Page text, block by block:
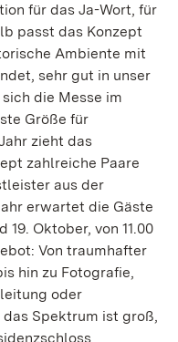
für das Ja-Wort, für
passt das Konzept
Ambiente mit
sehr gut in unser
die Messe im
Größe für
zieht das
zahlreiche Paare
aus der
erwartet die Gäste
19. Oktober, von 11.00
Von traumhafter
hin zu Fotografie,
oder
Spektrum ist groß,